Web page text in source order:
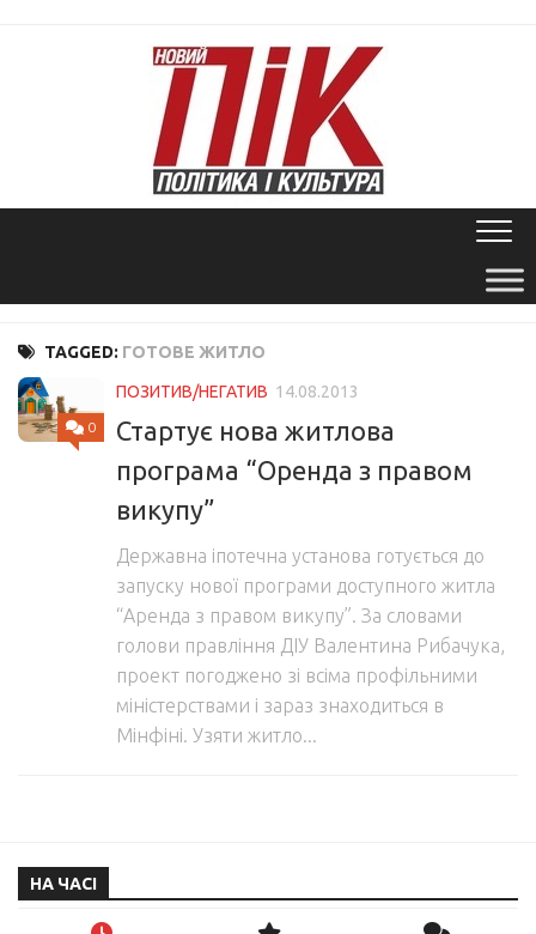
TAGGED: ГОТОВЕ ЖИТЛО
0
ПОЗИТИВ/НЕГАТИВ 14.08.2013
Стартує нова житлова
програма “Оренда з правом
викупу”
Державна іпотечна установа готується до
запуску нової програми доступного житла
“Аренда з правом викупу”. За словами
голови правління ДІУ Валентина Рибачука,
проект погоджено зі всіма профільними
міністерствами і зараз знаходиться в
Мінфіні. Узяти житло...
НА ЧАСІ